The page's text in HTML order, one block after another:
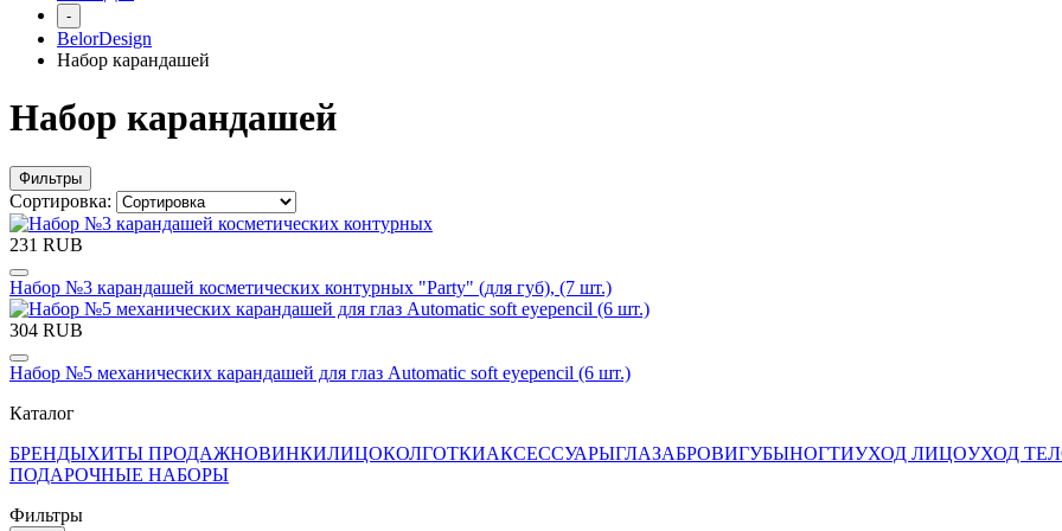
-
BelorDesign
Набор карандашей
Набор карандашей
Фильтры
Сортировка:
231 RUB
Набор №3 карандашей косметических контурных "Party" (для губ), (7 шт.)
304 RUB
Набор №5 механических карандашей для глаз Automatic soft eyepencil (6 шт.)
Каталог
БРЕНДЫХИТЫ ПРОДАЖНОВИНКИЛИЦОКОЛГОТКИАКСЕССУАРЫГЛАЗАБРОВИГУБЫНОГТИУХОД ЛИЦОУХОД
ПОДАРОЧНЫЕ НАБОРЫ
Фильтры